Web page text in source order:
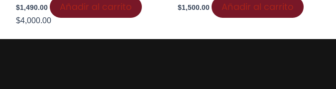
$1,490.00 Añadir al carrito $1,500.00 Añadir al carrito
$4,000.00